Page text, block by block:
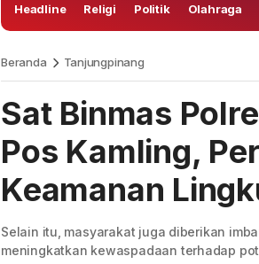
Headline Religi Politik Olahraga
Beranda Tanjungpinang
Sat Binmas
Pos Kamling,
Keamanan
Selain itu, masyarakat juga diberikan
meningkatkan kewaspadaan terhadap